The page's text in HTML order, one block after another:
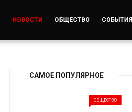
НОВОСТИ ОБЩЕСТВО СОБЫТИЯ
САМОЕ ПОПУЛЯРНОЕ
ОБЩЕСТВО